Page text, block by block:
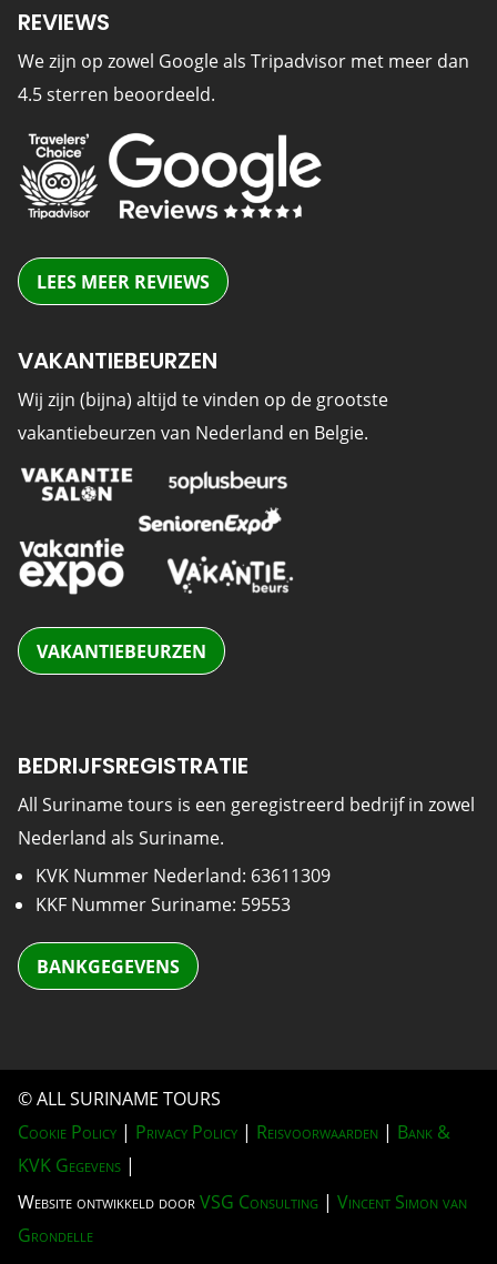
REVIEWS
We zijn op zowel Google als Tripadvisor met meer dan
4.5 sterren beoordeeld.
LEES MEER REVIEWS
VAKANTIEBEURZEN
Wij zijn (bijna) altijd te vinden op de grootste
vakantiebeurzen van Nederland en Belgie.
VAKANTIEBEURZEN
BEDRIJFSREGISTRATIE
All Suriname tours is een geregistreerd bedrijf in zowel
Nederland als Suriname.
KVK Nummer Nederland: 63611309
KKF Nummer Suriname: 59553
BANKGEGEVENS
© ALL SURINAME TOURS
Cookie Policy| Privacy Policy| Reisvoorwaarden| Bank &
KVK Gegevens|
Website ontwikkeld doorVSG Consulting| Vincent Simon van
Grondelle